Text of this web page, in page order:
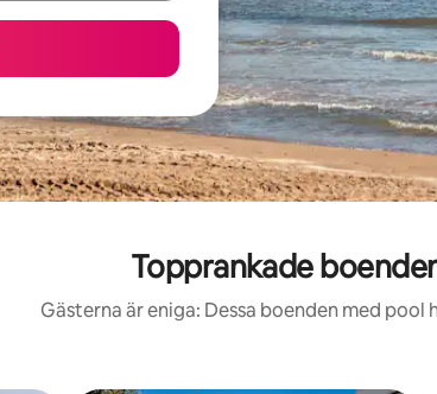
Topprankade
Gästerna är eniga: Dessa boenden med